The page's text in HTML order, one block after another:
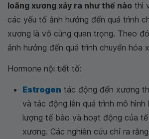
loãng xương xảy ra như thế nào thì
các yếu tố ảnh hưởng đến quá trình
xương là vô cùng quan trọng. Theo
ảnh hưởng đến quá trình chuyển hóa
Hormone nội tiết tố:
Estrogen tác động đến xương
và tác động lên quá trình mô hình
lượng tế bào và hoạt động của
xương. Các nghiên cứu chỉ ra